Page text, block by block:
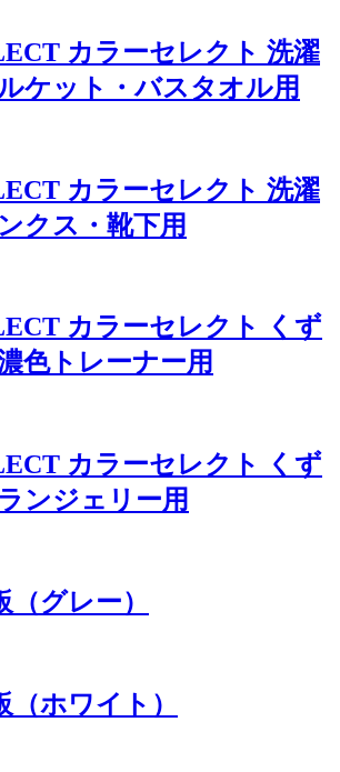
カラーセレクト 洗濯
ケット・バスタオル用
カラーセレクト 洗濯
クス・靴下用
カラーセレクト くず
色トレーナー用
カラーセレクト くず
ンジェリー用
グレー）
ホワイト）